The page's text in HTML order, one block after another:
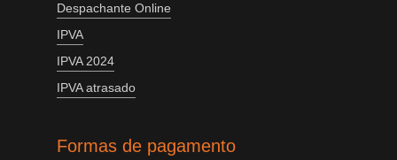
Despachante Online
IPVA
IPVA 2024
IPVA atrasado
Formas de pagamento